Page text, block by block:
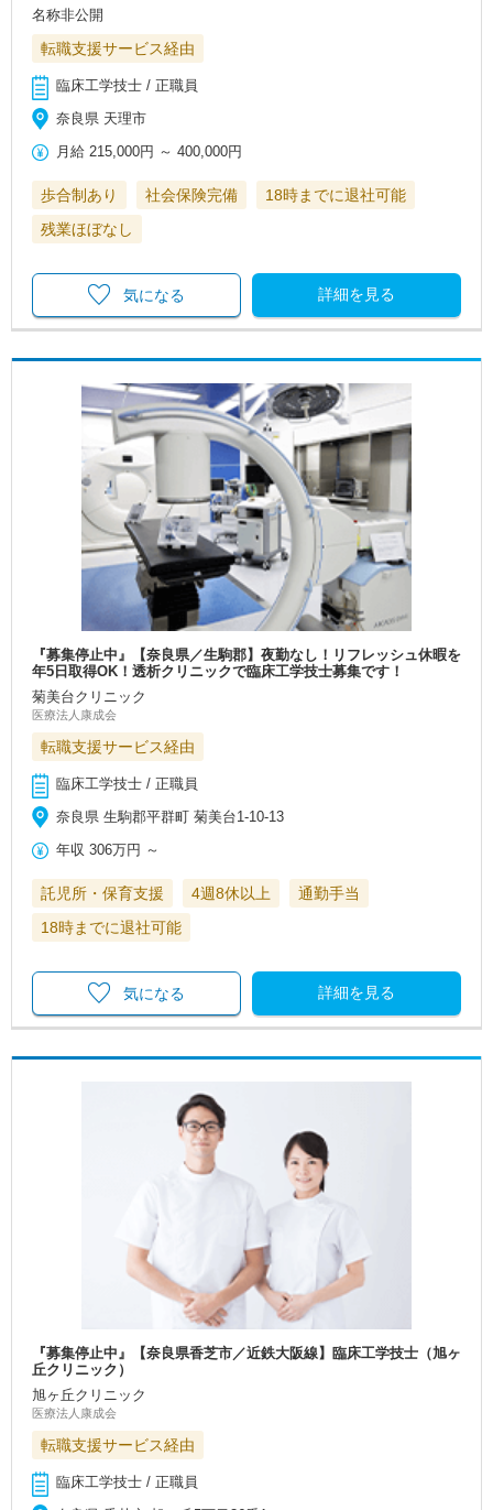
名称非公開
転職支援サービス経由
臨床工学技士 / 正職員
奈良県 天理市
月給 215,000円 ～400,000円
歩合制あり 社会保険完備
18時までに退社可能
残業ほぼなし
詳細を見る
気になる
『募集停止中』【奈良県／生駒郡】夜勤なし！リフレッシュ休暇を
年5日取得OK！透析クリニックで臨床工学技士募集です！
菊美台クリニック
医療法人康成会
転職支援サービス経由
臨床工学技士 / 正職員
奈良県 生駒郡平群町 菊美台1-10-13
年収 306万円 ～
託児所・保育支援 4週8休以上
通勤手当
18時までに退社可能
詳細を見る
気になる
『募集停止中』【奈良県香芝市／近鉄大阪線】臨床工学技士（旭ヶ
丘クリニック）
旭ヶ丘クリニック
医療法人康成会
転職支援サービス経由
臨床工学技士 / 正職員